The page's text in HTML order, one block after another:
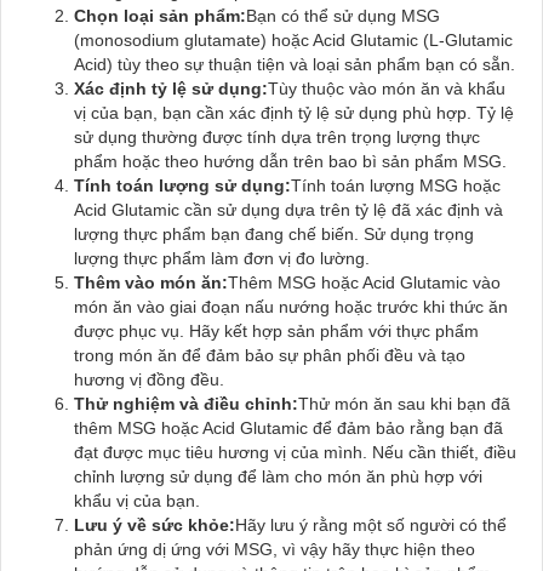
Chọn loại sản phẩm:Bạn có thể sử dụng MSG
(monosodium glutamate) hoặc Acid Glutamic (L-Glutamic
Acid) tùy theo sự thuận tiện và loại sản phẩm bạn có sẵn.
Xác định tỷ lệ sử dụng:Tùy thuộc vào món ăn và khẩu
vị của bạn, bạn cần xác định tỷ lệ sử dụng phù hợp. Tỷ lệ
sử dụng thường được tính dựa trên trọng lượng thực
phẩm hoặc theo hướng dẫn trên bao bì sản phẩm MSG.
Tính toán lượng sử dụng:Tính toán lượng MSG hoặc
Acid Glutamic cần sử dụng dựa trên tỷ lệ đã xác định và
lượng thực phẩm bạn đang chế biến. Sử dụng trọng
lượng thực phẩm làm đơn vị đo lường.
Thêm vào món ăn:Thêm MSG hoặc Acid Glutamic vào
món ăn vào giai đoạn nấu nướng hoặc trước khi thức ăn
được phục vụ. Hãy kết hợp sản phẩm với thực phẩm
trong món ăn để đảm bảo sự phân phối đều và tạo
hương vị đồng đều.
Thử nghiệm và điều chỉnh:Thử món ăn sau khi bạn đã
thêm MSG hoặc Acid Glutamic để đảm bảo rằng bạn đã
đạt được mục tiêu hương vị của mình. Nếu cần thiết, điều
chỉnh lượng sử dụng để làm cho món ăn phù hợp với
khẩu vị của bạn.
Lưu ý về sức khỏe:Hãy lưu ý rằng một số người có thể
phản ứng dị ứng với MSG, vì vậy hãy thực hiện theo